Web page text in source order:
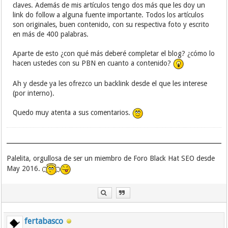
claves. Además de mis artículos tengo dos más que les doy un
link do follow a alguna fuente importante. Todos los artículos
son originales, buen contenido, con su respectiva foto y escrito
en más de 400 palabras.
Aparte de esto ¿con qué más deberé completar el blog? ¿cómo lo
hacen ustedes con su PBN en cuanto a contenido?
Ah y desde ya les ofrezco un backlink desde el que les interese
(por interno).
Quedo muy atenta a sus comentarios.
Palelita, orgullosa de ser un miembro de Foro Black Hat SEO desde
May 2016.
fertabasco